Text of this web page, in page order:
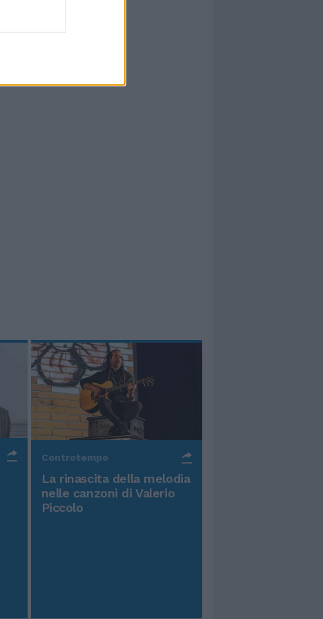
Controtempo
La rinascita della melodia
nelle canzoni di Valerio
Piccolo